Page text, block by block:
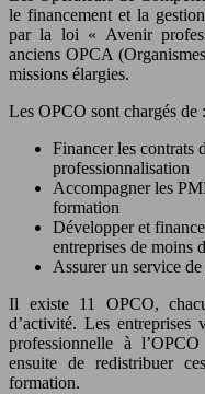
le financement et la
par la loi « Avenir
anciens OPCA
missions élargies.
Les OPCO sont chargés de :
Financer les contrats
professionnalisation
Accompagner les
formation
Développer et
entreprises de moins
Assurer un service
Il existe 11 OPCO,
d’activité. Les
professionnelle à
ensuite de redistribuer
formation.